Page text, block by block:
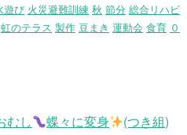
遊び 火災避難訓練 秋 節分 総合リハビ
虹のテラス 製作 豆まき 運動会 食育 ０
むし 蝶々に変身 (つき組)